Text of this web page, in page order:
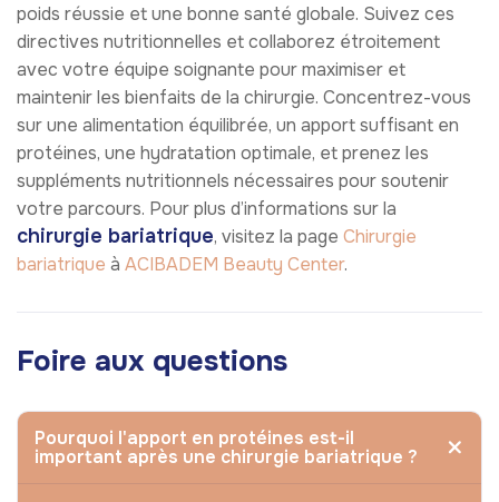
poids réussie et une bonne santé globale. Suivez ces
directives nutritionnelles et collaborez étroitement
avec votre équipe soignante pour maximiser et
maintenir les bienfaits de la chirurgie. Concentrez-vous
sur une alimentation équilibrée, un apport suffisant en
protéines, une hydratation optimale, et prenez les
suppléments nutritionnels nécessaires pour soutenir
votre parcours. Pour plus d’informations sur la
chirurgie bariatrique, visitez la page Chirurgie
bariatrique à ACIBADEM Beauty Center.
Foire aux questions
Pourquoi l'apport en protéines est-il
important après une chirurgie bariatrique ?